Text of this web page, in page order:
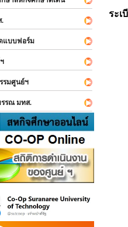
.
บบฟอร์ม
มศูนย์ฯ
รณ มทส.
ระเ